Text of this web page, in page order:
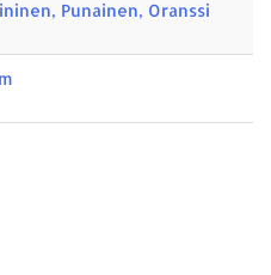
Punainen, Oranssi